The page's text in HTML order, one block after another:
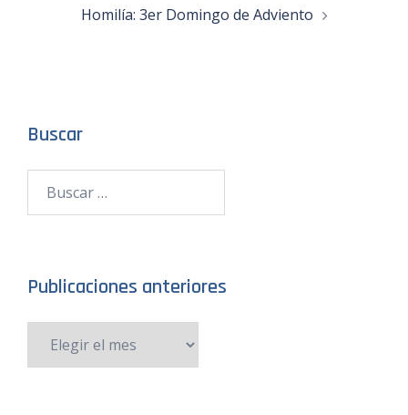
Homilía: 3er Domingo de Adviento
Buscar
Publicaciones anteriores